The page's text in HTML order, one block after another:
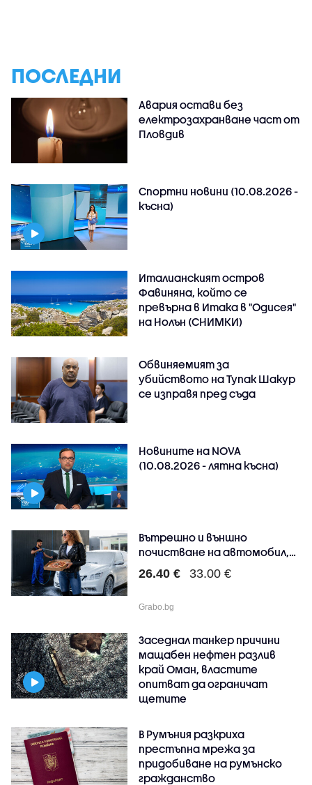
ПОСЛЕДНИ
Авария остави без
електрозахранване част от
Пловдив
Спортни новини (10.08.2026 -
късна)
Италианският остров
Фавиняна, който се
превърна в Итака в "Одисея"
на Нолън (СНИМКИ)
Обвиняемият за
убийството на Тупак Шакур
се изправя пред съда
Новините на NOVA
(10.08.2026 - лятна късна)
Вътрешно и външно
почистване на автомобил,
п..
26.40 € 33.00 €
Grabo.bg
Заседнал танкер причини
мащабен нефтен разлив
край Оман, властите
опитват да ограничат
щетите
В Румъния разкриха
престъпна мрежа за
придобиване на румънско
гражданство